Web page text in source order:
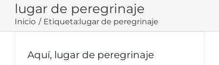
lugar de peregrinaje
Inicio Etiqueta:lugar de peregrinaje
Aquí, lugar de peregrinaje